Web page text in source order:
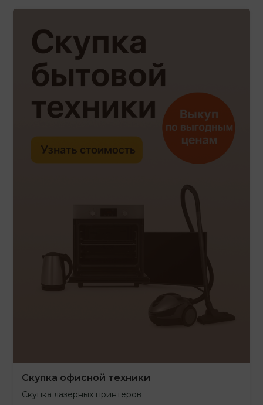
Скупка офисной техники
Скупка лазерных принтеров